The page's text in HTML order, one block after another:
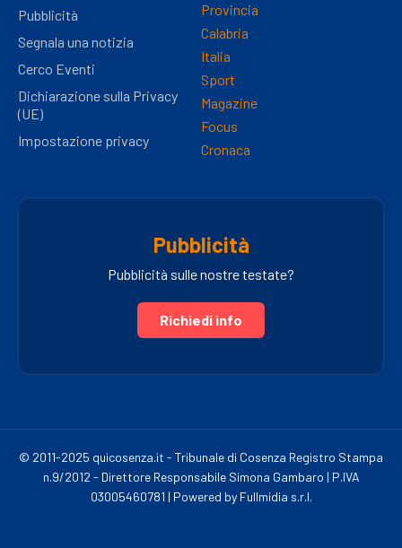
Pubblicità
Segnala una notizia
Cerco Eventi
Dichiarazione sulla Privacy
(UE)
Impostazione privacy
Provincia
Calabria
Italia
Sport
Magazine
Focus
Cronaca
Pubblicità
Pubblicità sulle nostre testate?
Richiedi info
© 2011-2025 quicosenza.it - Tribunale di Cosenza Registro Stampa
n.9/2012 - Direttore Responsabile Simona Gambaro | P.IVA
03005460781 | Powered by Fullmidia s.r.l.